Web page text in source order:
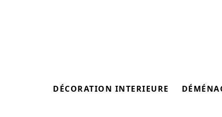
DÉCORATION INTERIEURE